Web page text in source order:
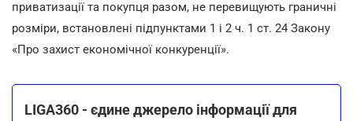
приватизації та покупця разом, не перевищують граничні
розміри, встановлені підпунктами 1 і 2 ч. 1 ст. 24 Закону
«Про захист економічної конкуренції».
LIGA360 - єдине джерело інформації для